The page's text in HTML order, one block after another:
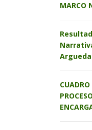
MARCO